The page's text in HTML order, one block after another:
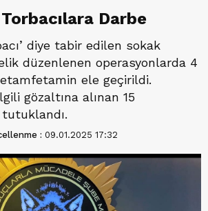
Darbe
diye tabir edilen sokak
düzenlenen operasyonlarda 4
ele geçirildi.
gözaltına alınan 15
tutuklandı.
: 09.01.2025 17:32